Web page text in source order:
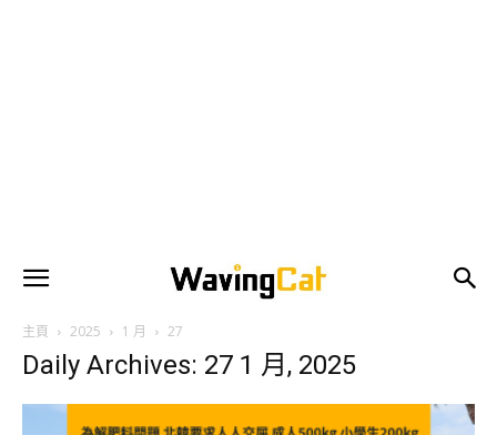
主頁 2025 1 月 27
Daily Archives: 27 1 月, 2025